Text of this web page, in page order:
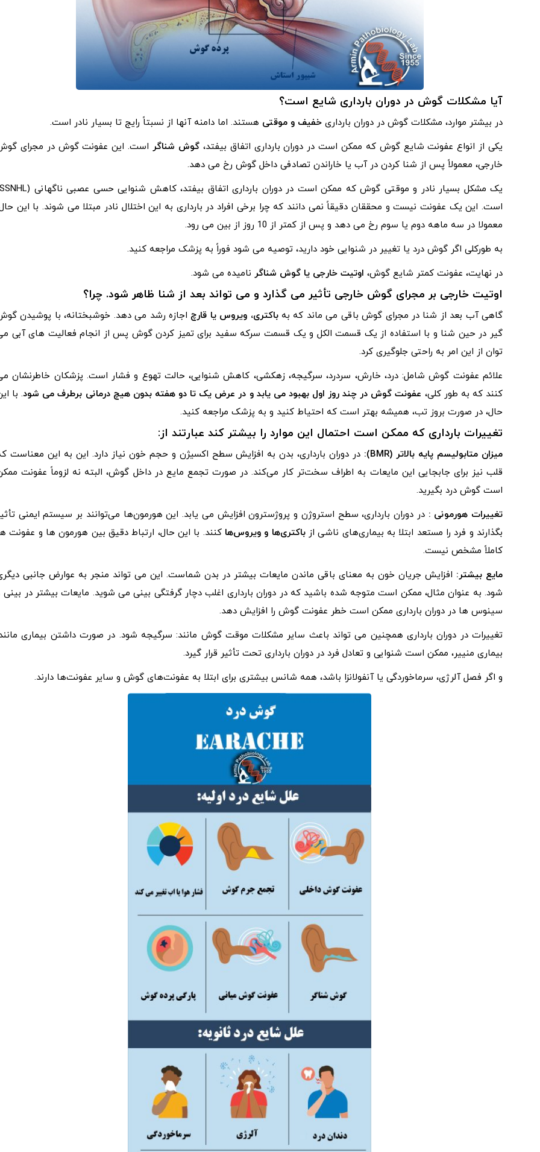
آیا مشکلات گوش در دوران بارداری شایع است؟
در بیشتر موارد، مشکلات گوش در دوران بارداری خفیف و موقتی هستند. اما دامنه آنها از نسبتاً رایج تا بسیار نادر است.
یکی از انواع عفونت شایع گوش که ممکن است در دوران بارداری اتفاق بیفتد،گوش شناگر است. این عفونت گوش در مجرای
خارجی، معمولاً پس از شنا کردن در آب یا خاراندن تصادفی داخل گوش رخ می دهد.
است. این یک عفونت نیست و محققان دقیقاً نمی دانند که چرا برخی افراد در بارداری به این اختلال نادر مبتلا می شوند. با این
معمولا در سه ماهه دوم یا سوم رخ می دهد و پس از کمتر از 10 روز از بین می رود.
به طورکلی اگر گوش درد یا تغییر در شنوایی خود دارید، توصیه می شود فوراً به پزشک مراجعه کنید.
در نهایت، عفونت کمتر شایع گوش، اوتیت خارجی یا گوش شناگر نامیده می شود.
اوتیت خارجی بر مجرای گوش خارجی تأثیر می گذارد و می تواند بعد از شنا ظاهر شود. چرا؟
گاهی آب بعد از شنا در مجرای گوش باقی می ماند که به باکتری، ویروس یا قارچ اجازه رشد می دهد. خوشبختانه، با پوشیدن
گیر در حین شنا و با استفاده از یک قسمت الکل و یک قسمت سرکه سفید برای تمیز کردن گوش پس از انجام فعالیت های آبی
توان از این امر به راحتی جلوگیری کرد.
علائم عفونت گوش شامل: درد، خارش، سردرد، سرگیجه، زهکشی، کاهش شنوایی، حالت تهوع و فشار است. پزشکان خاطرنشان
کنند که به طور کلی، عفونت گوش در چند روز اول بهبود می یابد و در عرض یک تا دو هفته بدون هیچ درمانی برطرف می شود. با
حال، در صورت بروز تب، همیشه بهتر است که احتیاط کنید و به پزشک مراجعه کنید.
تغییرات بارداری که ممکن است احتمال این موارد را بیشتر کند عبارتند از:
میزان متابولیسم پایه بالاتر (BMR
): در دوران بارداری، بدن به افزایش سطح اکسیژن و حجم خون نیاز دارد. این به این معناست
قلب نیز برای جابجایی این مایعات به اطراف سخت‌تر کار می‌کند. در صورت تجمع مایع در داخل گوش، البته نه لزوماً عفونت
است گوش درد بگیرید.
تغییرات هورمونی : در دوران بارداری، سطح استروژن و پروژسترون افزایش می یابد. این هورمون‌ها می‌توانند بر سیستم ایمنی
بگذارند و فرد را مستعد ابتلا به بیماری‌های ناشی ازباکتری‌ها و ویروس‌ها کنند. با این حال، ارتباط دقیق بین هورمون ها و عفونت
کاملاً مشخص نیست.
مایع بیشتر: افزایش جریان خون به معنای باقی ماندن مایعات بیشتر در بدن شماست. این می تواند منجر به عوارض جانبی
شود. به عنوان مثال، ممکن است متوجه شده باشید که در دوران بارداری اغلب دچار گرفتگی بینی می شوید. مایعات بیشتر در بینی
سینوس ها در دوران بارداری ممکن است خطر عفونت گوش را افزایش دهد.
تغییرات در دوران بارداری همچنین می تواند باعث سایر مشکلات موقت گوش مانند: سرگیجه شود. در صورت داشتن بیماری
بیماری منییر، ممکن است شنوایی و تعادل فرد در دوران بارداری تحت تأثیر قرار گیرد.
و اگر فصل آلرژی، سرماخوردگی یا آنفولانزا باشد، همه شانس بیشتری برای ابتلا به عفونت‌های گوش و سایر عفونت‌ها دارند.